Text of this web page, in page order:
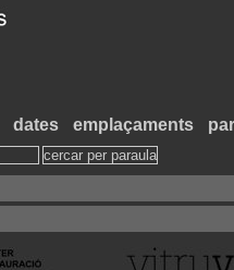
dates emplaçaments